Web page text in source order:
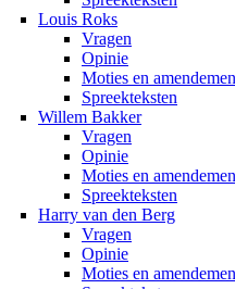
Louis Roks
Vragen
Opinie
Moties en
Spreekteksten
Willem Bakker
Vragen
Opinie
Moties en
Spreekteksten
Harry van den Berg
Vragen
Opinie
Moties en